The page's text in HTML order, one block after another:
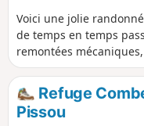
Voici une jolie
de temps en temps
remontées
de très beaux
chaîne du Pic de la
fabuleuses. Et pour
le ski de piste en hiver
Refuge
Pissou